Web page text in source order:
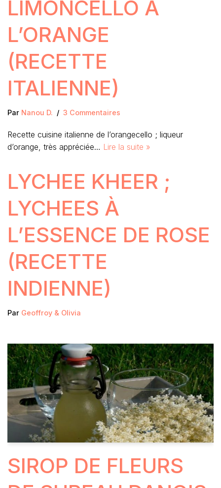
LIMONCELLO À
L’ORANGE
(RECETTE
ITALIENNE)
Par Nanou D. 3 Commentaires
Recette cuisine italienne de l’orangecello ; liqueur
d’orange, très appréciée… Lire la suite »
LYCHEE KHEER ;
LYCHEES À
L’ESSENCE DE ROSE
(RECETTE
INDIENNE)
Par Geoffroy & Olivia
SIROP DE FLEURS